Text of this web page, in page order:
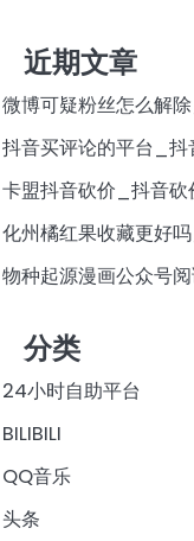
近期文章
微博可疑粉丝怎么解
抖音买评论的平台_抖
卡盟抖音砍价_抖音砍
化州橘红果收藏更好
物种起源漫画公众号
分类
24小时自助平台
BILIBILI
QQ音乐
头条